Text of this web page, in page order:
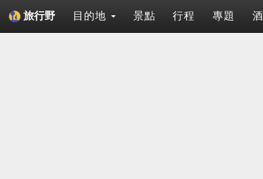
旅行野 目的地 景點 行程 專題